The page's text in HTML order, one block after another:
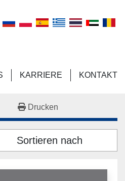
KARRIERE KONTAKT
Drucken
Sortieren nach